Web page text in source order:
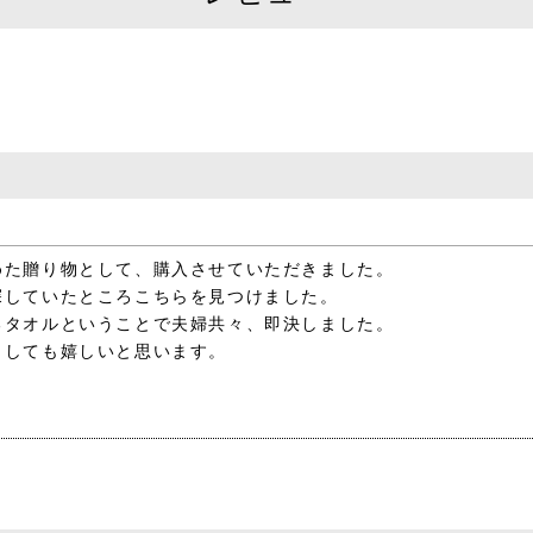
贈り物として、購入させていただきました。
ていたところこちらを見つけました。
オルということで夫婦共々、即決しました。
ても嬉しいと思います。